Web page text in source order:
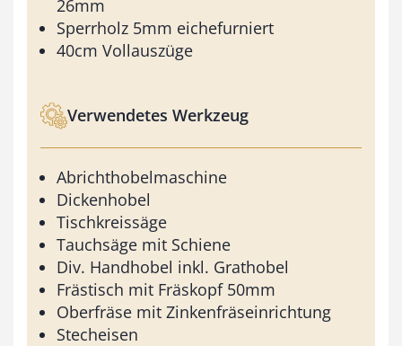
26mm
Sperrholz 5mm eichefurniert
40cm Vollauszüge
Verwendetes Werkzeug
Abrichthobelmaschine
Dickenhobel
Tischkreissäge
Tauchsäge mit Schiene
Div. Handhobel inkl. Grathobel
Frästisch mit Fräskopf 50mm
Oberfräse mit Zinkenfräseinrichtung
Stecheisen